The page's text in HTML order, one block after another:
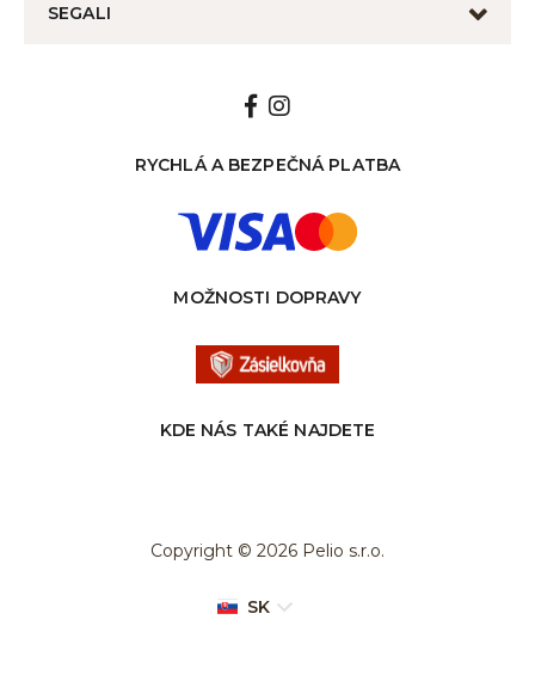
SEGALI
RYCHLÁ A BEZPEČNÁ PLATBA
MOŽNOSTI DOPRAVY
KDE NÁS TAKÉ NAJDETE
Copyright © 2026 Pelio s.r.o.
SK